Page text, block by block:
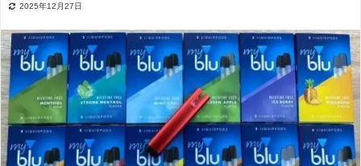
2025年12月27日